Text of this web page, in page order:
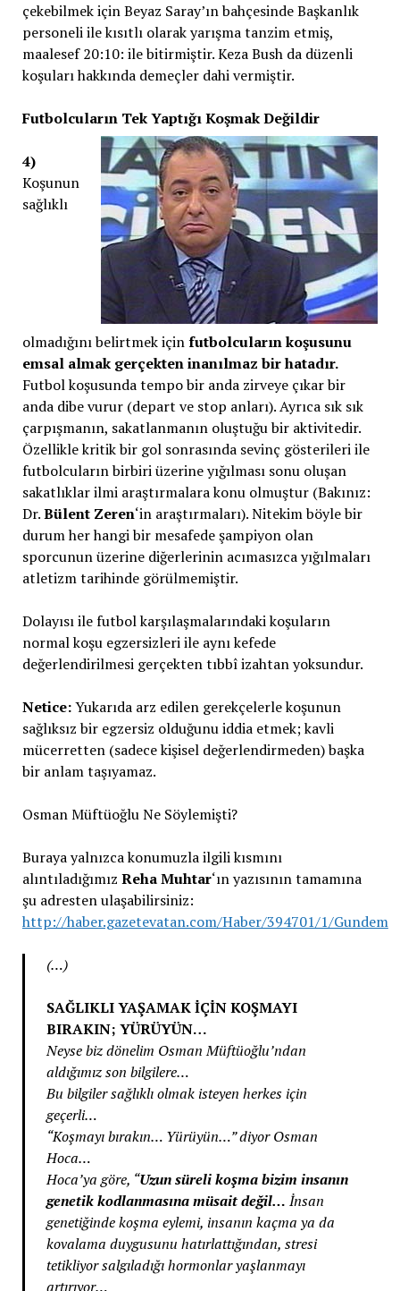
çekebilmek için Beyaz Saray’ın bahçesinde Başkanlık
personeli ile kısıtlı olarak yarışma tanzim etmiş,
maalesef 20:10: ile bitirmiştir. Keza Bush da düzenli
koşuları hakkında demeçler dahi vermiştir.
Futbolcuların Tek Yaptığı Koşmak Değildir
4)
Koşunun
sağlıklı
olmadığını belirtmek içinfutbolcuların koşusunu
emsal almak gerçekten inanılmaz bir hatadır.
Futbol koşusunda tempo bir anda zirveye çıkar bir
anda dibe vurur (depart ve stop anları). Ayrıca sık sık
çarpışmanın, sakatlanmanın oluştuğu bir aktivitedir.
Özellikle kritik bir gol sonrasında sevinç gösterileri ile
futbolcuların birbiri üzerine yığılması sonu oluşan
sakatlıklar ilmi araştırmalara konu olmuştur (Bakınız:
Dr.Bülent Zeren‘in araştırmaları). Nitekim böyle bir
durum her hangi bir mesafede şampiyon olan
sporcunun üzerine diğerlerinin acımasızca yığılmaları
atletizm tarihinde görülmemiştir.
Dolayısı ile futbol karşılaşmalarındaki koşuların
normal koşu egzersizleri ile aynı kefede
değerlendirilmesi gerçekten tıbbî izahtan yoksundur.
Netice:Yukarıda arz edilen gerekçelerle koşunun
sağlıksız bir egzersiz olduğunu iddia etmek; kavli
mücerretten (sadece kişisel değerlendirmeden) başka
bir anlam taşıyamaz.
Osman Müftüoğlu Ne Söylemişti?
Buraya yalnızca konumuzla ilgili kısmını
alıntıladığımız Reha Muhtar‘ın yazısının tamamına
şu adresten ulaşabilirsiniz:
http://haber.gazetevatan.com/Haber/394701/1/Gundem
(…)
SAĞLIKLI YAŞAMAK İÇİN KOŞMAYI
BIRAKIN; YÜRÜYÜN…
Neyse biz dönelim Osman Müftüoğlu’ndan
aldığımız son bilgilere…
Bu bilgiler sağlıklı olmak isteyen herkes için
geçerli…
“Koşmayı bırakın… Yürüyün…” diyor Osman
Hoca…
Hoca’ya göre, “Uzun süreli koşma bizim insanın
genetik kodlanmasına müsait değil… İnsan
genetiğinde koşma eylemi, insanın kaçma ya da
kovalama duygusunu hatırlattığından, stresi
tetikliyor salgıladığı hormonlar yaşlanmayı
artırıyor…